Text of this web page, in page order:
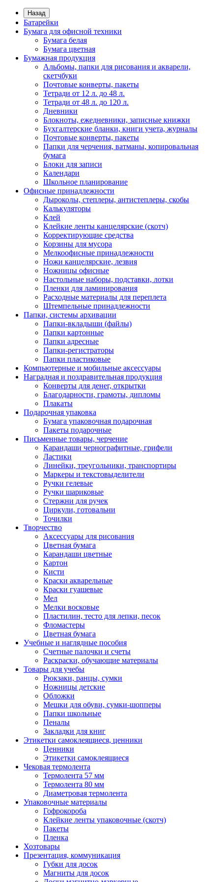
Назад
Батарейки
Бумага для офисной техники
Бумага белая
Бумага цветная
Бумажная продукция
Альбомы, папки для рисования и акварели,
скетчбуки
Почтовые конверты, пакеты
Тетради от 12 л. до 48 л.
Тетради от 48 л. до 120 л.
Дневники
Блокноты, ежедневники, записные книжки
Бухгалтерские бланки, книги учета, журналы
Почтовые конверты, пакеты
Папки для черчения, ватманы, копировальная
бумага
Блоки для записи
Календари
Школьное планирование
Офисные принадлежности
Дыроколы, степлеры, антистеплеры, скобы
Калькуляторы
Клей
Клейкие ленты канцелярские (скотч)
Корректирующие средства
Корзины для мусора
Мелкоофисные принадлежности
Ножи канцелярские, лезвия
Ножницы офисные
Настольные наборы, подставки, лотки
Пленки для ламинирования
Расходные материалы для переплета
Штемпельные принадлежности
Папки, системы архивации
Папки-вкладыши (файлы)
Папки картонные
Папки адресные
Папки-регистраторы
Папки пластиковые
Компьютерные и мобильные аксессуары
Наградная и поздравительная продукция
Конверты для денег, открытки
Благодарности, грамоты, дипломы
Плакаты
Подарочная упаковка
Бумага упаковочная подарочная
Пакеты подарочные
Письменные товары, черчение
Карандаши чернографитные, грифели
Ластики
Линейки, треугольники, транспортиры
Маркеры и текстовыделители
Ручки гелевые
Ручки шариковые
Стержни для ручек
Циркули, готовальни
Точилки
Творчество
Аксессуары для рисования
Цветная бумага
Карандаши цветные
Картон
Кисти
Краски акварельные
Краски гуашевые
Мел
Мелки восковые
Пластилин, тесто для лепки, песок
Фломастеры
Цветная бумага
Учебные и наглядные пособия
Счетные палочки и счеты
Раскраски, обучающие материалы
Товары для учебы
Рюкзаки, ранцы, сумки
Ножницы детские
Обложки
Мешки для обуви, сумки-шопперы
Папки школьные
Пеналы
Закладки для книг
Этикетки самоклеящиеся, ценники
Ценники
Этикетки самоклеящиеся
Чековая термолента
Термолента 57 мм
Термолента 80 мм
Диаметровая термолента
Упаковочные материалы
Гофрокороба
Клейкие ленты упаковочные (скотч)
Пакеты
Пленка
Хозтовары
Презентация, коммуникация
Губки для досок
Магниты для досок